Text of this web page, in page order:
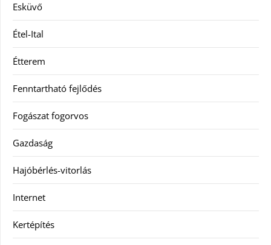
Esküvő
Étel-Ital
Étterem
Fenntartható fejlődés
Fogászat fogorvos
Gazdaság
Hajóbérlés-vitorlás
Internet
Kertépítés